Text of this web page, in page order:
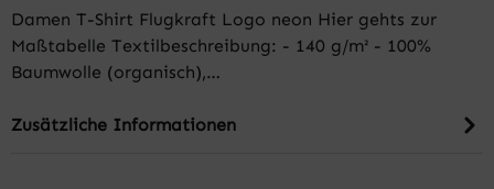
Damen T-Shirt Flugkraft Logo neon Hier gehts zur
Maßtabelle Textilbeschreibung: - 140 g/m² - 100%
Baumwolle (organisch),…
Zusätzliche Informationen